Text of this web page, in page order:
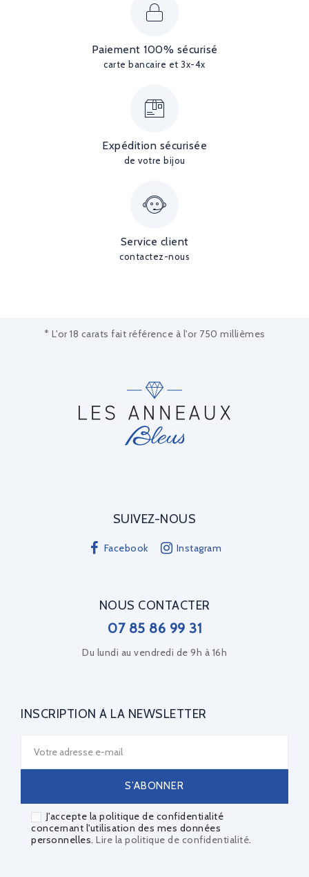
Paiement 100% sécurisé
carte bancaire et 3x-4x
Expédition sécurisée
de votre bijou
Service client
contactez-nous
* L'or 18 carats fait référence à l'or 750 millièmes
SUIVEZ-NOUS
Facebook Instagram
NOUS CONTACTER
07 85 86 99 31
Du lundi au vendredi de 9h à 16h
INSCRIPTION À LA NEWSLETTER
J'accepte la politique de confidentialité
concernant l'utilisation des mes données
personnelles. Lire la politique de confidentialité.